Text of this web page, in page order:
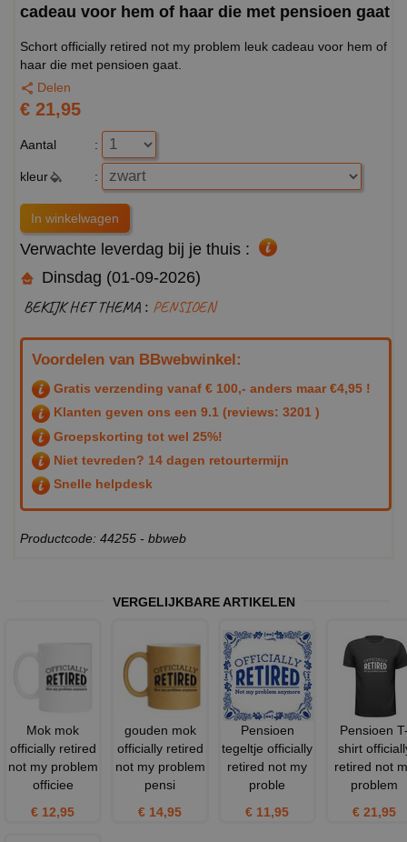
cadeau voor hem of haar die met pensioen gaat
Schort officially retired not my problem leuk cadeau voor hem of
haar die met pensioen gaat.
Delen
€ 21,95
Aantal :
kleur :
Verwachte leverdag bij je thuis :
Dinsdag (01-09-2026)
BEKIJK HET THEMA : PENSIOEN
Voordelen van BBwebwinkel:
Gratis verzending vanaf € 100,- anders maar €4,95 !
Klanten geven ons een 9.1 (reviews: 3201 )
Groepskorting tot wel 25%!
Niet tevreden? 14 dagen retourtermijn
Snelle helpdesk
Productcode: 44255 - bbweb
VERGELIJKBARE ARTIKELEN
Mok mok
officially retired
not my problem
officiee
€ 12,95
gouden mok
officially retired
not my problem
pensi
€ 14,95
Pensioen
tegeltje officially
retired not my
proble
€ 11,95
Pensioen
shirt
retired not
problem
€ 21,95